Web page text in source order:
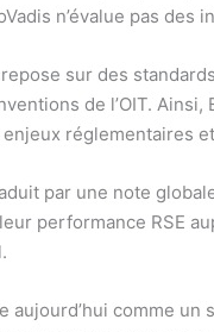
n’évalue pas
sur des
de l’OIT.
réglementaires
par une note
performance RSE
aujourd’hui comme